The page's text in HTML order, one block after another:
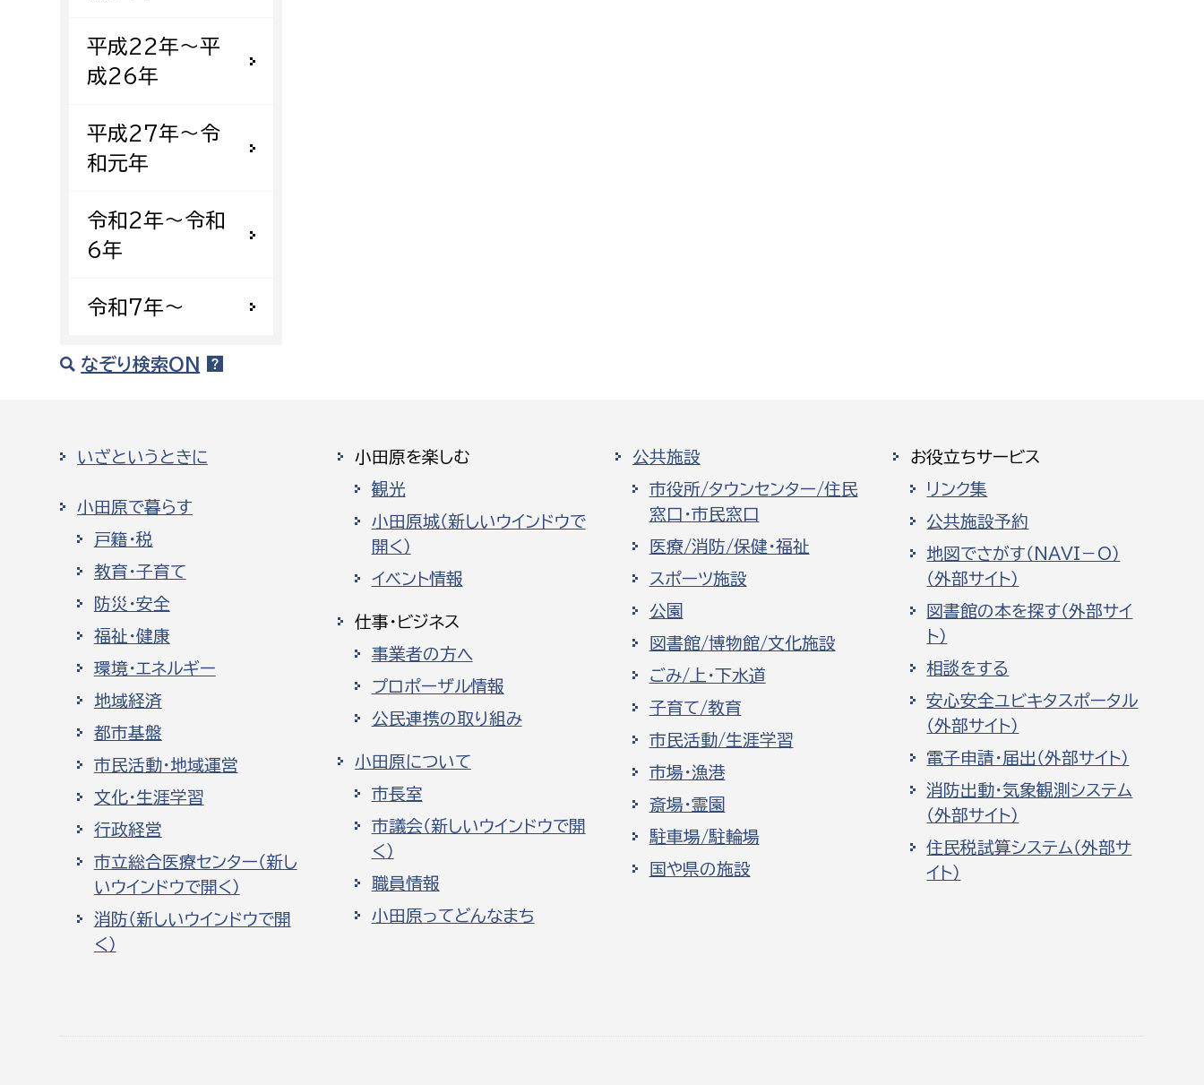
平成22年〜平
成26年
平成27年〜令
和元年
令和2年〜令和
6年
令和7年〜
なぞり検索ON
いざというときに
小田原で暮らす
戸籍・税
教育・子育て
防災・安全
福祉・健康
環境・エネルギー
地域経済
都市基盤
市民活動・地域運営
文化・生涯学習
行政経営
市立総合医療センター（新し
いウインドウで開く）
消防（新しいウインドウで開
く）
小田原を楽しむ
観光
小田原城（新しいウインドウで
開く）
イベント情報
仕事・ビジネス
事業者の方へ
プロポーザル情報
公民連携の取り組み
小田原について
市長室
市議会（新しいウインドウで開
く）
職員情報
小田原ってどんなまち
公共施設
市役所/タウンセンター/住民
窓口・市民窓口
医療/消防/保健・福祉
スポーツ施設
公園
図書館/博物館/文化施設
ごみ/上・下水道
子育て/教育
市民活動/生涯学習
市場・漁港
斎場・霊園
駐車場/駐輪場
国や県の施設
お役立ちサービス
リンク集
公共施設予約
地図でさがす（NAVI－O）
（外部サイト）
図書館の本を探す（外部サイ
ト）
相談をする
安心安全ユビキタスポータル
（外部サイト）
電子申請・届出（外部サイト）
消防出動・気象観測システム
（外部サイト）
住民税試算システム（外部サ
イト）